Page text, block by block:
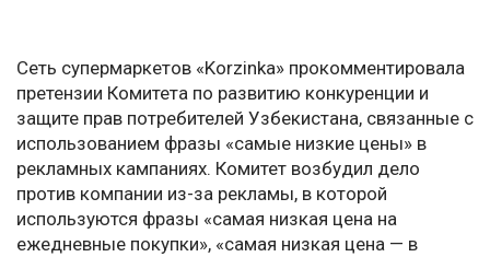
Сеть супермаркетов «Korzinka» прокомментировала
претензии Комитета по развитию конкуренции и
защите прав потребителей Узбекистана, связанные с
использованием фразы «самые низкие цены» в
рекламных кампаниях. Комитет возбудил дело
против компании из-за рекламы, в которой
используются фразы «самая низкая цена на
ежедневные покупки», «самая низкая цена — в